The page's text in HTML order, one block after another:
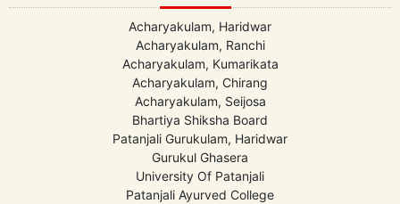
Acharyakulam, Haridwar
Acharyakulam, Ranchi
Acharyakulam, Kumarikata
Acharyakulam, Chirang
Acharyakulam, Seijosa
Bhartiya Shiksha Board
Patanjali Gurukulam, Haridwar
Gurukul Ghasera
University Of Patanjali
Patanjali Ayurved College